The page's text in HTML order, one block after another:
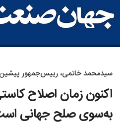
سیدمحمد خاتمی، رییس‌جمهور پیشین
اکنون زمان اصلاح
به‌سوی صلح جهانی